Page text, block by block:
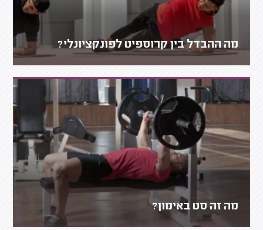
מה ההבדל בין קרוספיט לפונקציונלי?
מה זה סט באימון?